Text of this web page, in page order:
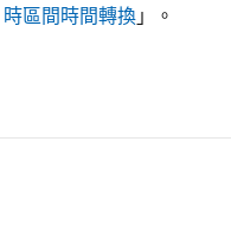
時區間時間轉換」。